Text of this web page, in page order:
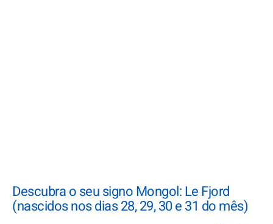
Descubra o seu signo Mongol: Le Fjord
(nascidos nos dias 28, 29, 30 e 31 do mês)